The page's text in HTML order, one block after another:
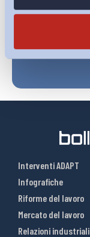
Interventi ADAPT
Infografiche
Riforme del lavoro
Mercato del lavoro
Relazioni industriali